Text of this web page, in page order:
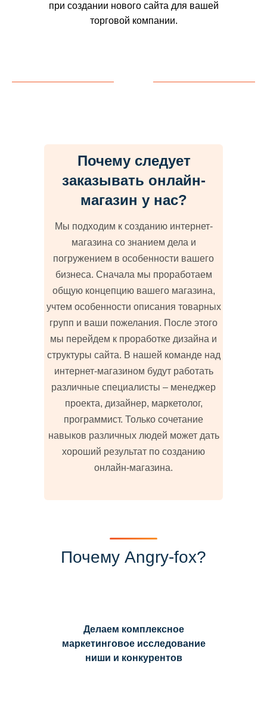
при создании нового сайта для вашей
торговой компании.
Почему следует
заказывать онлайн-
магазин у нас?
Мы подходим к созданию интернет-
магазина со знанием дела и
погружением в особенности вашего
бизнеса. Сначала мы проработаем
общую концепцию вашего магазина,
учтем особенности описания товарных
групп и ваши пожелания. После этого
мы перейдем к проработке дизайна и
структуры сайта. В нашей команде над
интернет-магазином будут работать
различные специалисты – менеджер
проекта, дизайнер, маркетолог,
программист. Только сочетание
навыков различных людей может дать
хороший результат по созданию
онлайн-магазина.
Почему Angry-fox?
Делаем комплексное
маркетинговое исследование
ниши и конкурентов